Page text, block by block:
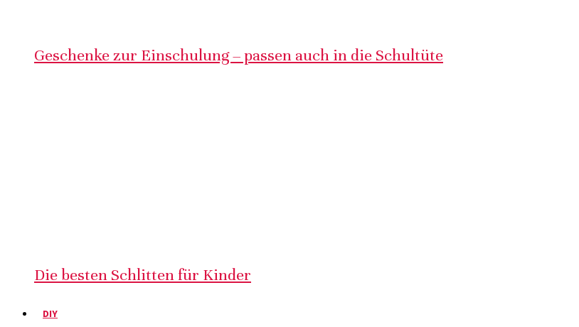
Geschenke zur Einschulung – passen auch in die Schultüte
Die besten Schlitten für Kinder
DIY